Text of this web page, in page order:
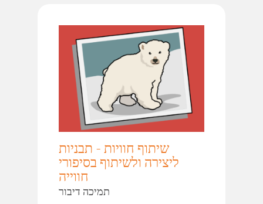
שיתוף חוויות - תבניות
ליצירה ולשיתוף בסיפורי
חווייה
תמיכה דיבור